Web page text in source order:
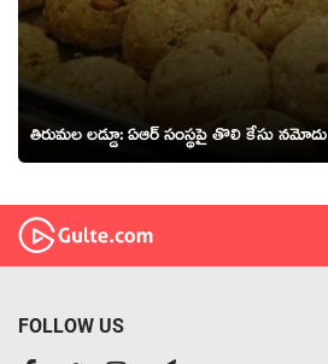
తిరుమ‌ల ల‌డ్డూ: ఏఆర్ సంస్థ‌పై తొలి కేసు న‌మోదు
FOLLOW US